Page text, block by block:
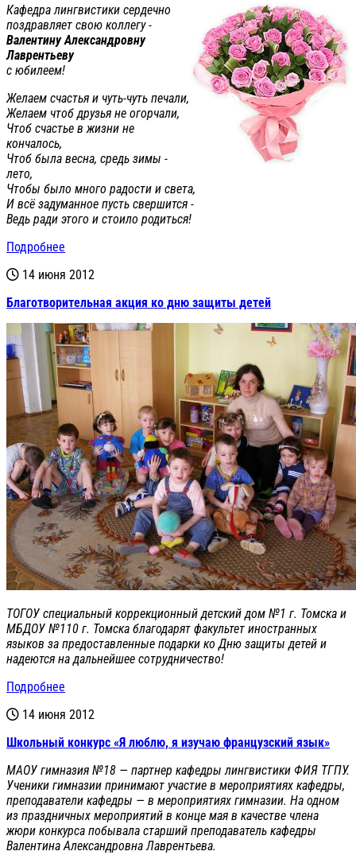
Кафедра лингвистики сердечно
поздравляет свою коллегу -
Валентину Александровну
Лаврентьеву
с юбилеем!
Желаем счастья и чуть-чуть печали,
Желаем чтоб друзья не огорчали,
Чтоб счастье в жизни не
кончалось,
Чтоб была весна, средь зимы -
лето,
Чтобы было много радости и света,
И всё задуманное пусть свершится -
Ведь ради этого и стоило родиться!
Подробнее
14 июня 2012
Благотворительная акция ко дню защиты детей
ТОГОУ специальный коррекционный детский дом №1 г. Томска и
МБДОУ №110 г. Томска благодарят факультет иностранных
языков за предоставленные подарки ко Дню защиты детей и
надеются на дальнейшее сотрудничество!
Подробнее
14 июня 2012
Школьный конкурс «Я люблю, я изучаю французский язык»
МАОУ гимназия №18 — партнер кафедры лингвистики ФИЯ ТГПУ.
Ученики гимназии принимают участие в мероприятиях кафедры,
преподаватели кафедры — в мероприятиях гимназии. На одном
из праздничных мероприятий в конце мая в качестве члена
жюри конкурса побывала старший преподаватель кафедры
Валентина Александровна Лаврентьева.